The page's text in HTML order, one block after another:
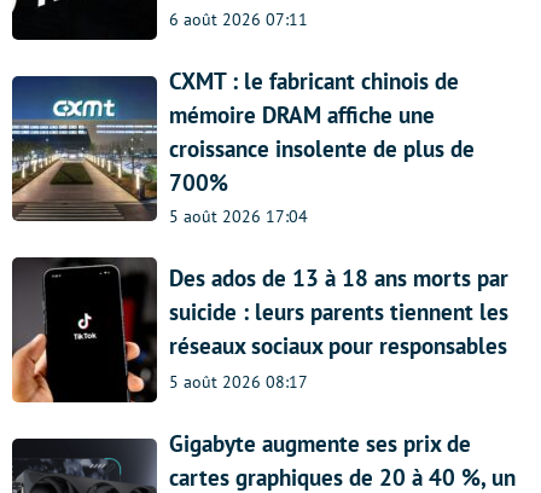
6 août 2026 07:11
CXMT : le fabricant chinois de
mémoire DRAM affiche une
croissance insolente de plus de
700%
5 août 2026 17:04
Des ados de 13 à 18 ans morts par
suicide : leurs parents tiennent les
réseaux sociaux pour responsables
5 août 2026 08:17
Gigabyte augmente ses prix de
cartes graphiques de 20 à 40 %, un